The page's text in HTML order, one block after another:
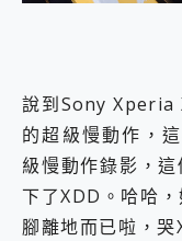
說到Sony Xperia
的超級慢動作，
級慢動作錄影，
下了XDD。哈哈
腳離地而已啦，